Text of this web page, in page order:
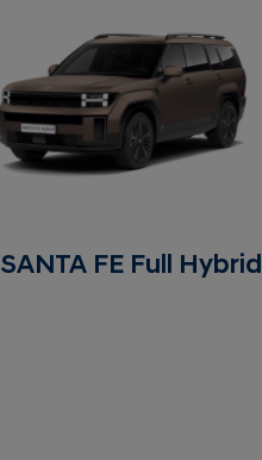
SANTA FE Full Hybrid